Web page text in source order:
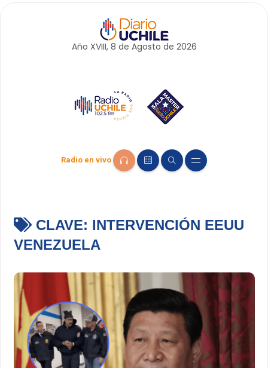
Año XVIII, 8 de Agosto de 2026
Radio en vivo
CLAVE: INTERVENCIÓN EEUU
VENEZUELA